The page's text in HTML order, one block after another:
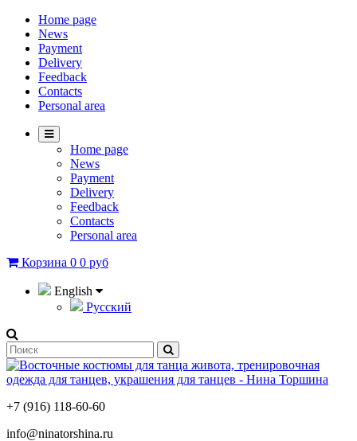
Home page
News
Payment
Delivery
Feedback
Contacts
Personal area
Home page
News
Payment
Delivery
Feedback
Contacts
Personal area
Корзина 0 0 руб
English
Русский
+7 (916) 118-60-60
info@ninatorshina.ru